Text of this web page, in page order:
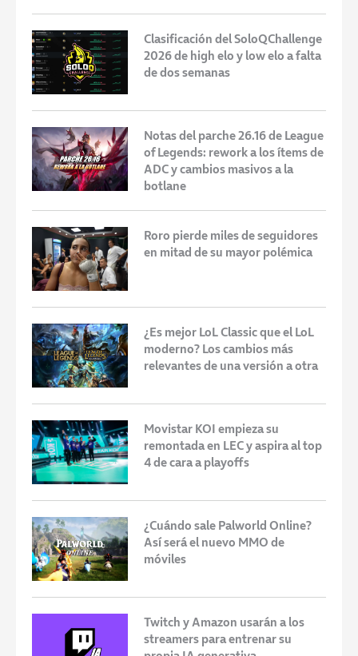
Clasificación del SoloQChallenge
2026 de high elo y low elo a falta
de dos semanas
Notas del parche 26.16 de League
of Legends: rework a los ítems de
ADC y cambios masivos a la
botlane
Roro pierde miles de seguidores
en mitad de su mayor polémica
¿Es mejor LoL Classic que el LoL
moderno? Los cambios más
relevantes de una versión a otra
Movistar KOI empieza su
remontada en LEC y aspira al top
4 de cara a playoffs
¿Cuándo sale Palworld Online?
Así será el nuevo MMO de
móviles
Twitch y Amazon usarán a los
streamers para entrenar su